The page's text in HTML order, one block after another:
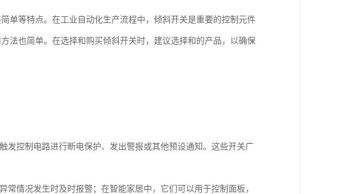
单等特点。在工业自动化生产流程中，倾斜开关是重要的控制元件
法也简单。在选择和购买倾斜开关时，建议选择和的产品，以确保
发控制电路进行断电保护、发出警报或其他预设通知。这些开关广
情况发生时及时报警；在智能家居中，它们可以用于控制面板，